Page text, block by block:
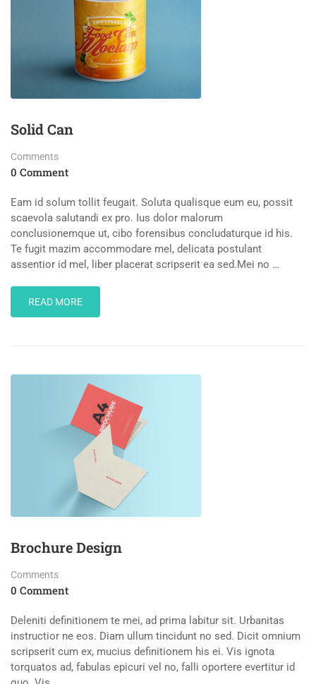
Solid Can
Comments
0 Comment
Eam id solum tollit feugait. Soluta qualisque eum eu, possit
scaevola salutandi ex pro. Ius dolor malorum
conclusionemque ut, cibo forensibus concludaturque id his.
Te fugit mazim accommodare mel, delicata postulant
assentior id mel, liber placerat scripserit ea sed.Mei no …
READ
MORE
READ MORE
Brochure Design
Comments
0 Comment
Deleniti definitionem te mei, ad prima labitur sit. Urbanitas
instructior ne eos. Diam ullum tincidunt no sed. Dicit omnium
scripserit cum ex, mucius definitionem his ei. Vis ignota
torquatos ad, fabulas epicuri vel no, falli oportere evertitur id